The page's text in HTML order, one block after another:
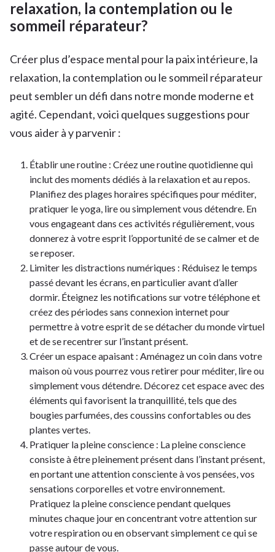
relaxation, la contemplation ou le
sommeil réparateur?
Créer plus d’espace mental pour la paix intérieure, la
relaxation, la contemplation ou le sommeil réparateur
peut sembler un défi dans notre monde moderne et
agité. Cependant, voici quelques suggestions pour
vous aider à y parvenir :
Établir une routine : Créez une routine quotidienne qui
inclut des moments dédiés à la relaxation et au repos.
Planifiez des plages horaires spécifiques pour méditer,
pratiquer le yoga, lire ou simplement vous détendre. En
vous engageant dans ces activités régulièrement, vous
donnerez à votre esprit l’opportunité de se calmer et de
se reposer.
Limiter les distractions numériques : Réduisez le temps
passé devant les écrans, en particulier avant d’aller
dormir. Éteignez les notifications sur votre téléphone et
créez des périodes sans connexion internet pour
permettre à votre esprit de se détacher du monde virtuel
et de se recentrer sur l’instant présent.
Créer un espace apaisant : Aménagez un coin dans votre
maison où vous pourrez vous retirer pour méditer, lire ou
simplement vous détendre. Décorez cet espace avec des
éléments qui favorisent la tranquillité, tels que des
bougies parfumées, des coussins confortables ou des
plantes vertes.
Pratiquer la pleine conscience : La pleine conscience
consiste à être pleinement présent dans l’instant présent,
en portant une attention consciente à vos pensées, vos
sensations corporelles et votre environnement.
Pratiquez la pleine conscience pendant quelques
minutes chaque jour en concentrant votre attention sur
votre respiration ou en observant simplement ce qui se
passe autour de vous.